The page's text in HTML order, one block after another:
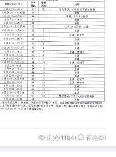
浏览(1184) 评论(0)